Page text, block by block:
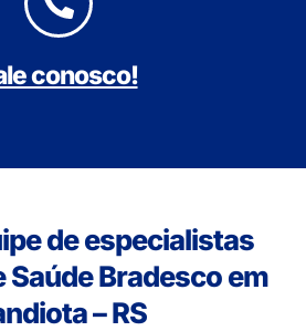
conosco!
de especialistas
Saúde Bradesco em
– RS